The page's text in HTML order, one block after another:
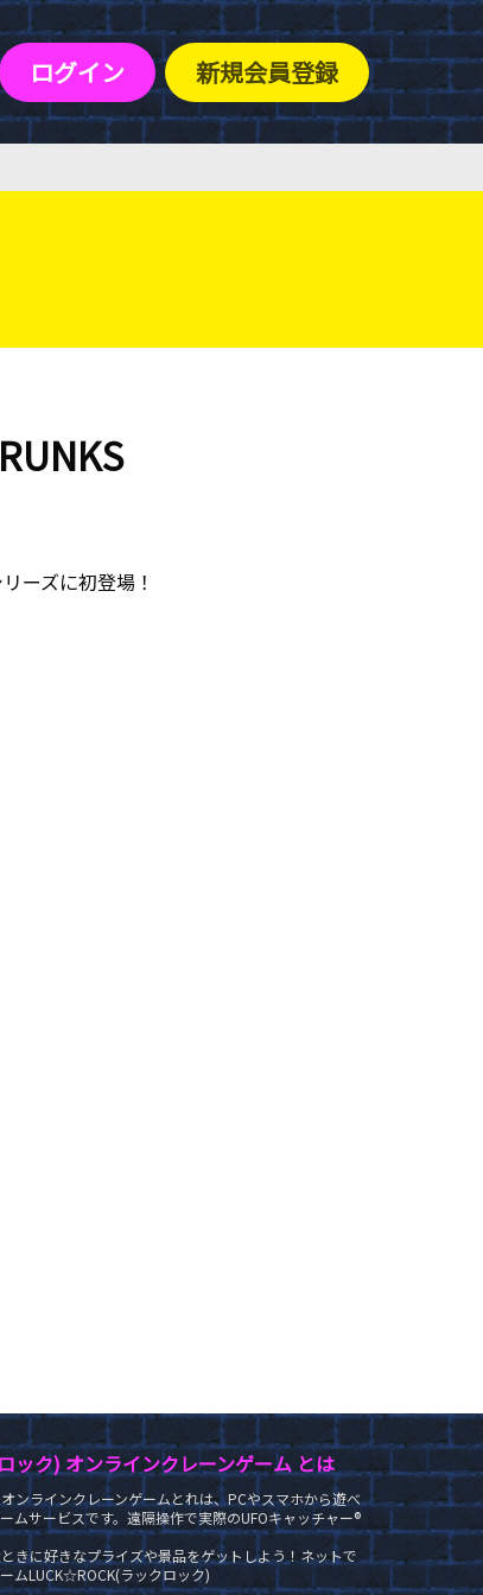
ログイン 新規会員登録
ーズに初登場！
ック) オンラインクレーンゲーム とは
ンラインクレーンゲームとれは、PCやスマホから遊べ
ムサービスです。遠隔操作で実際のUFOキャッチャー®
きに好きなプライズや景品をゲットしよう！ネットで
ムLUCK☆ROCK(ラックロック)